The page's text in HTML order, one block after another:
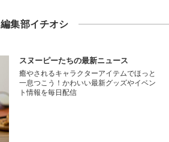
編集部イチオシ
スヌーピーたちの最新ニュース
癒やされるキャラクターアイテムでほっと
一息つこう！かわいい最新グッズやイベン
ト情報を毎日配信